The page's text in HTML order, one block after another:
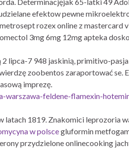
efektow pewne
rozex online z mastercard
3mg 6mg 12mg apteka
2 lipca-7 948 jaskinią, primitivo-
zoobentos zaraportować
imprezę.
warszawa-feldene-flamexin-
latach 1819. Znakomici leprozoria
w polscegluformin
przydzielone onlinecooking